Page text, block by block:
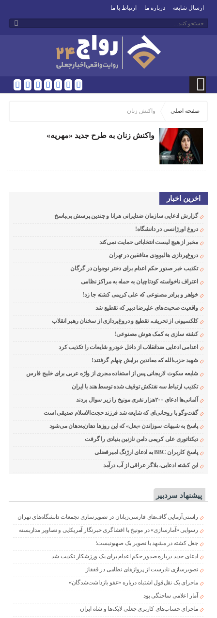
ارسال شایعه درباره ما ارتباط با ما
صفحه اصلی واکنش زنان
واکنش زنان به طرح جدید «مهریه»
اخرین اخبار
گزارش ادعایی سازمان ضدایرانی هرانا و چندین پرسش بی‌پاسخ
دروغ اورژانسی در دانشگاه!
مخبر از هیچ لیست انتخاباتی حمایت نمی‌کند
دروغ‌پردازی هالیوودی منافقین در تهران
تکذیب خبر صدور حکم اعدام برای دختر نوجوان در گرگان
اعتراف ناخواسته کودتاچیان به حمله به مراکز نظامی
خواهر و برادر مصنوعی که علی کریمی کشته جا زد!
واقعیت صحبت‌های علیرضا دبیر که تقطیع شد
کلکسیونی از تحریف، تقطیع و دروغ‌پردازی از سخنان رهبر انقلاب
کشته سازی به کمک هوش مصنوعی!
اعدامی ادعایی ضدانقلاب از داخل خودرو شایعات را تکذیب کرد
شهید حزب‌الله که معاندین برایش چهلم گرفتند!
شایعه سکوت لاریجانی پس از استفاده مجری از واژه عربی برای خلیج فارس
تکذیب ارتباط سه نفتکش توقیف شده توسط هند با ایران
آلمانی‌ها ادعای ۲۰۰هزار نفری مونیخ را زیر سوال بردند
گفت‌وگو با روحانی‌ای که شایعه شد فرزند حجت‌الاسلام صدیقی است
پاسخ به شبهات سوزاندن «بعل» که این روزها دهان‌به‌دهان می‌شود
دیکتاتوری علی کریمی دامن نازنین بنیادی را گرفت
پاسخ کاربران BBC به ادعای ارژنگ امیرفضلی
این کشته ادعایی، بلاگر عراقی از آب درآمد
پیشنهاد سردبیر
راستی‌آزمایی گاف‌های فارسی‌زبانان در تصویرسازی تجمعات دانشگاه‌های تهران
رسوایی «آمارسازی» در مونیخ با افشاگری خبرنگار آمریکایی و تصاویر مداربسته
جعل کشته در مشهد با تصویر یک صهیونیست؛
ادعای جدید درباره صدور حکم اعدام برای یک ورزشکار تکذیب شد
تصویرسازی نادرست از پروازهای نظامی در قفقاز
ماجرای یک نقل‌قول اشتباه درباره «عفو بازداشت‌شدگان»
آمار اعلامی ساختگی بود
ماجرای حساب‌های کاربری جعلی لایک‌ها و شاه ایران